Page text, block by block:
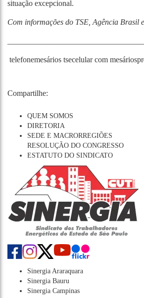
situação excepcional.
Com informações do TSE, Agência Brasil
telefonemesários tsecelular com mesários
Compartilhe:
QUEM SOMOS
DIRETORIA
SEDE E MACRORREGIÕES
RESOLUÇÃO DO CONGRESSO
ESTATUTO DO SINDICATO
Sinergia Araraquara
Sinergia Bauru
Sinergia Campinas